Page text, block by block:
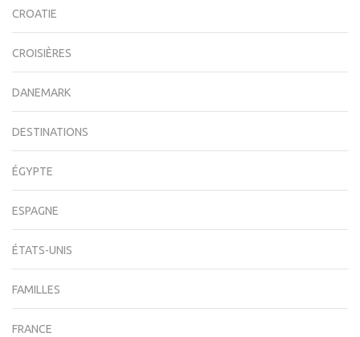
CROATIE
CROISIÈRES
DANEMARK
DESTINATIONS
ÉGYPTE
ESPAGNE
ÉTATS-UNIS
FAMILLES
FRANCE